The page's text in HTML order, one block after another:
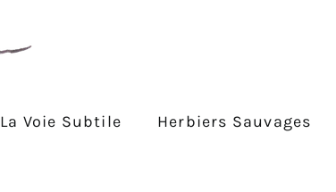
La Voie Subtile Herbiers Sauvages